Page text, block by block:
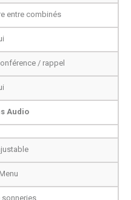
entre combinés
/ rappel
Audio
sonneries